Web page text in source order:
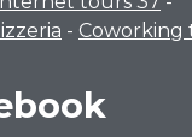
- Coworking